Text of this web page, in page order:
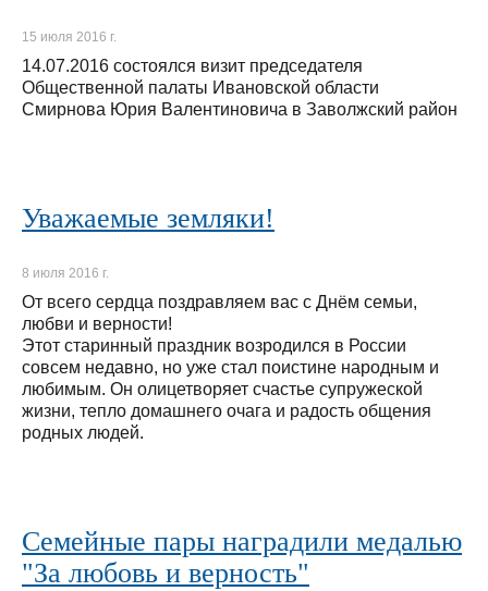
15 июля 2016 г.
14.07.2016 состоялся визит председателя
Общественной палаты Ивановской области
Смирнова Юрия Валентиновича в Заволжский район
Уважаемые земляки!
8 июля 2016 г.
От всего сердца поздравляем вас с Днём семьи,
любви и верности!
Этот старинный праздник возродился в России
совсем недавно, но уже стал поистине народным и
любимым. Он олицетворяет счастье супружеской
жизни, тепло домашнего очага и радость общения
родных людей.
Семейные пары наградили медалью
"За любовь и верность"